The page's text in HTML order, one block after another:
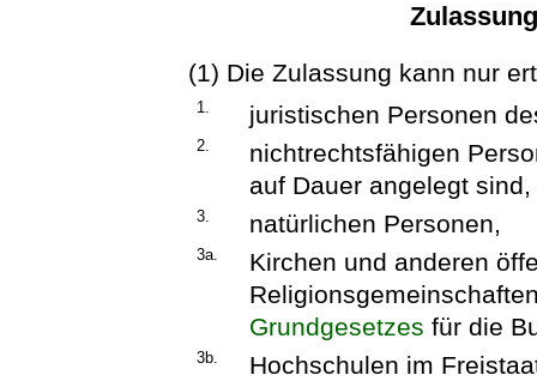
(1) Die Zulassung kann nur
1. juristischen Personen
2.
nichtrechtsfähigen
auf Dauer angelegt sind,
3. natürlichen Personen,
3a.
Kirchen und anderen
Grundgesetzes für die
3b.
Hochschulen im